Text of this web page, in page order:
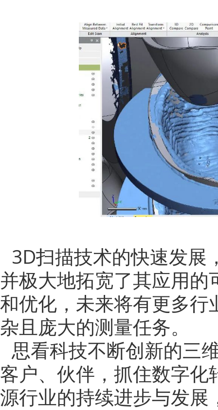
3D扫描技术的快速发展
并极大地拓宽了其应用
和优化，未来将有更多
杂且庞大的测量任务。
思看科技不断创新的三
客户、伙伴，抓住数字
源行业的持续进步与发